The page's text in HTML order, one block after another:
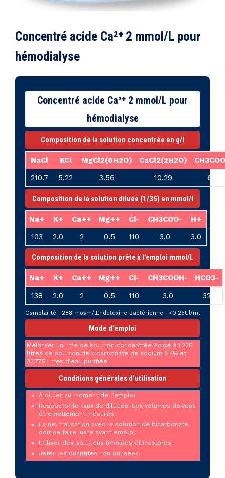
Concentré acide Ca²⁺ 2 mmol/L pour
hémodialyse
Concentré acide Ca²⁺ 2 mmol/L pour
hémodialyse
Composition de la solution concentrée en g/l
NaCl KCl MgCl2(6H2O) CaCl2(2H2O)
210.7
5.22 3.56 10.29 6.3
Composition de la solution diluée (1/35) en mmol/l
Na+ K+ Ca++ Mg++ Cl- CH3COO-
H+
103
2.0 2 0.5 110 3.0 3.0
Composition de la solution prête à l’emploi mmol/L
Na+ K+ Ca++ Mg++ Cl- CH3COOH-
HCO3-
138
2.0 2 0.5 110 3.0 32
Osmolarité : 288 mosm/lEndotoxine Bactérienne : <0.25Ul/ml
Mode d’emploi
Mélanger un litre de solution concentrée Acide à 1.225
litres de solution de bicarbonate de sodium 8.4% et
32,775 litres d’eau purifiée.
Conditions générales d’utilisation
À diluer au moment de l’emploi.
Respecter le taux de dilution. Les volumes doivent
être nettement mesurés.
La neutralisation avec la solution de bicarbonate
doit se faire juste avant emploi.
Utiliser des solutions limpides et incolores.
Jeter les quantités non utilisées.